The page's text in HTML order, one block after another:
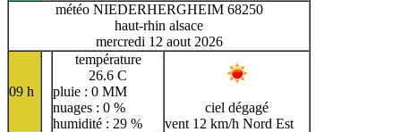
météo NIEDERHERGHEIM 68250
haut-rhin alsace
mercredi 12 aout 2026
09 h
température
26.6 C
pluie : 0 MM
nuages : 0 %
humidité : 29 %
ciel dégagé
vent 12 km/h Nord Est